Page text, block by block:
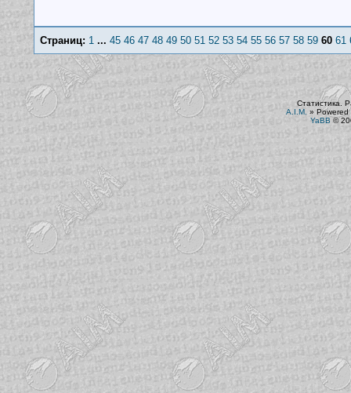
Страниц: 1... 45 46 47 48 49 50 51 52 53 54 55 56 57 58 59 60 61
Статистика.
A.I.M. » Powered
YaBB ©